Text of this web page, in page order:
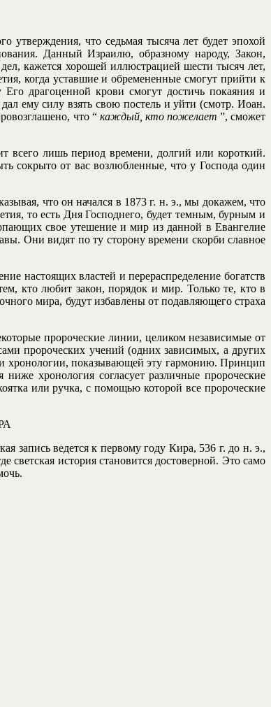
утверждения, что седьмая тысяча лет будет эпохой
Данный Израилю, образному народу, Закон,
кажется хорошей иллюстрацией шести тысяч лет,
когда уставшие и обремененные смогут прийти к
драгоценной крови смогут достичь покаяния и
ему силу взять свою постель и уйти (смотр. Иоан.
что “ каждый, кто пожелает ”, сможет
всего лишь период времени, долгий или короткий.
сокрыто от вас возлюбленные, что у Господа один
что он начался в 1873 г. н. э., мы докажем, что
то есть Дня Господнего, будет темным, бурным и
свое утешение и мир из данной в Евангелие
Они видят по ту сторону времени скорби славное
настоящих властей и перераспределение богатств
кто любит закон, порядок и мир. Только те, кто в
мира, будут избавлены от подавляющего страха
пророческие линии, целиком независимые от
пророческих учений (одних зависимых, а других
хронологии, показывающей эту гармонию. Принцип
хронология согласует различные пророческие
или ручка, с помощью которой все пророческие
запись ведется к первому году Кира, 536 г. до н. э.,
светская история становится достоверной. Это само